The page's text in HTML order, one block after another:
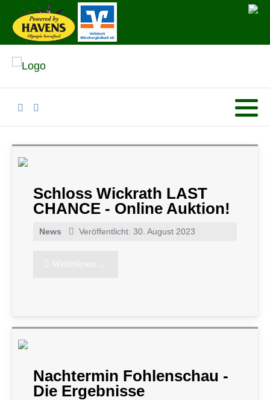
Schloss Wickrath LAST
CHANCE - Online Auktion!
News Veröffentlicht: 30. August 2023
Weiterlesen …
Nachtermin Fohlenschau -
Die Ergebnisse